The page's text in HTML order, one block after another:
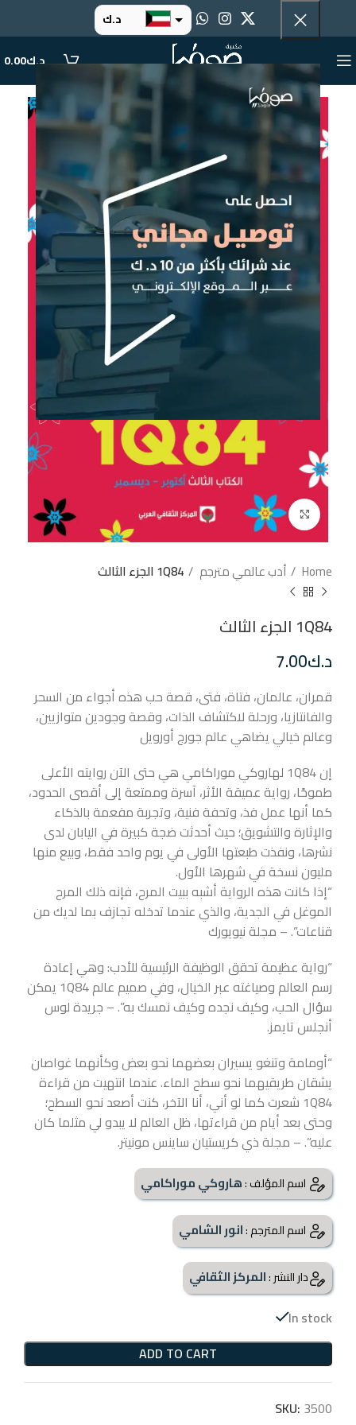
د.ك
ر.س
.د.ب
د.ك0.00
إضغط للتكبير
Home أدب عالمي مترجم 1Q84 الجزء الثالث
1Q84 الجزء الثالث
د.ك7.00
قمران، عالمان، فتاة، فتى، قصة حب هذه أجواء من السحر
والفانتازيا، ورحلة لاكتشاف الذات، وقصة وجودين متوازيين،
وعالم خيالي يضاهي عالم جورج أورويل
إن 1Q84 لهاروكي موراكامي هي حتى الآن روايته الأعلى
طموحًا، رواية عميقة الأثر، آسرة وممتعة إلى أقصى الحدود،
كما أنها عمل فذ، وتحفة فنية، وتجربة مفعمة بالذكاء
والإثارة والتشويق؛ حيث أحدثت ضجة كبيرة في اليابان لدى
نشرها، ونفذت طبعتها الأولى في يوم واحد فقط، وبيع منها
مليون نسخة في شهرها الأول.
“إذا كانت هذه الرواية أشبه ببيت المرح، فإنه ذلك المرح
الموغل في الجدية، والذي عندما تدخله تجازف بما لديك من
قناعات”. – مجلة نيويورك
“رواية عظيمة تحقق الوظيفة الرئيسية للأدب: وهي إعادة
رسم العالم وصياغته عبر الخيال، وفي صميم عالم 1Q84 يمكن
سؤال الحب، وكيف نجده وكيف نمسك به”. – جريدة لوس
أنجلس تايمز.
“أومامة وتنغو يسيران بعضهما نحو بعض وكأنهما غواصان
يشقان طريقيهما نحو سطح الماء. عندما انتهيت من قراءة
1Q84 شعرت كما لو أني، أنا الآخر، كنت أصعد نحو السطح؛
وحتى بعد أيام من قراءتها، ظل العالم لا يبدو لي مثلما كان
عليه”. – مجلة ذي كريستيان ساينس مونيتر.
اسم المؤلف :هاروكي موراكامي
اسم المترجم :انور الشامي
دار النشر :المركز الثقافي
In stock
ADD TO CART
SKU: 3500